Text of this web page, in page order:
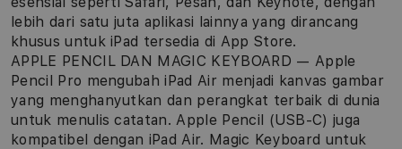
lebih dari satu juta aplikasi lainnya yang dirancang
khusus untuk iPad tersedia di App Store.
APPLE PENCIL DAN MAGIC KEYBOARD — Apple
Pencil Pro mengubah iPad Air menjadi kanvas gambar
yang menghanyutkan dan perangkat terbaik di dunia
untuk menulis catatan. Apple Pencil (USB-C) juga
kompatibel dengan iPad Air. Magic Keyboard untuk